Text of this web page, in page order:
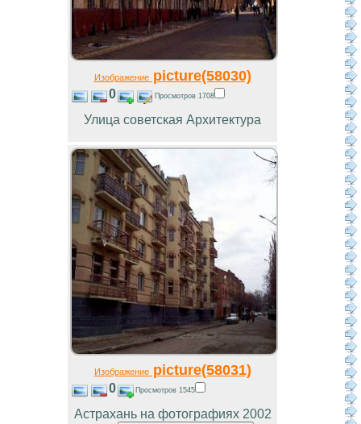
Изображениеpicture(58030)
0 Просмотров 1708
Улица советская Архитектура
Изображениеpicture(58031)
0 Просмотров 1545
Астрахань на фотографиях 2002